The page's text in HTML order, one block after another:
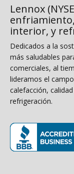
Lennox
interior, y
Dedicados a la
más saludables
comerciales, al
lideramos el
calefacción,
refrigeración.